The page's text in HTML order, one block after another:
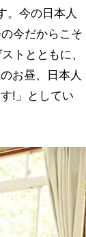
。今の日本人
今だからこそ
トとともに、
お昼、日本人
!」としてい